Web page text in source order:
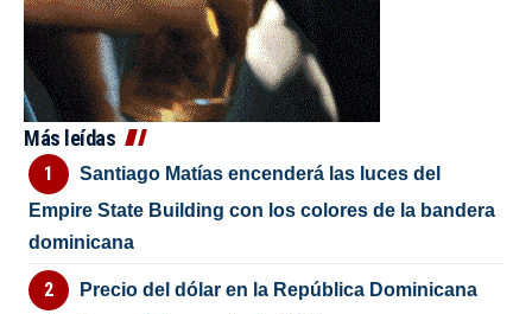
Más leídas
Santiago Matías encenderá las luces del
Empire State Building con los colores de la bandera
dominicana
Precio del dólar en la República Dominicana